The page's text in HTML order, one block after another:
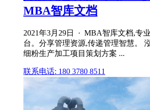
MBA智库文档
2021年3月29日 · MBA智库文档,专
台。分享管理资源,传递管理智慧。
细粉生产加工项目策划方案 ...
联系电话: 180 3780 8511